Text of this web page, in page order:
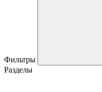
Фильтры
Разделы